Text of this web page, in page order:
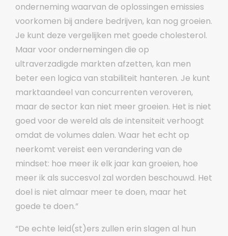
onderneming waarvan de oplossingen emissies
voorkomen bij andere bedrijven, kan nog groeien.
Je kunt deze vergelijken met goede cholesterol.
Maar voor ondernemingen die op
ultraverzadigde markten afzetten, kan men
beter een logica van stabiliteit hanteren. Je kunt
marktaandeel van concurrenten veroveren,
maar de sector kan niet meer groeien. Het is niet
goed voor de wereld als de intensiteit verhoogt
omdat de volumes dalen. Waar het echt op
neerkomt vereist een verandering van de
mindset: hoe meer ik elk jaar kan groeien, hoe
meer ik als succesvol zal worden beschouwd. Het
doel is niet almaar meer te doen, maar het
goede te doen.”
“De echte leid(st)ers zullen erin slagen al hun